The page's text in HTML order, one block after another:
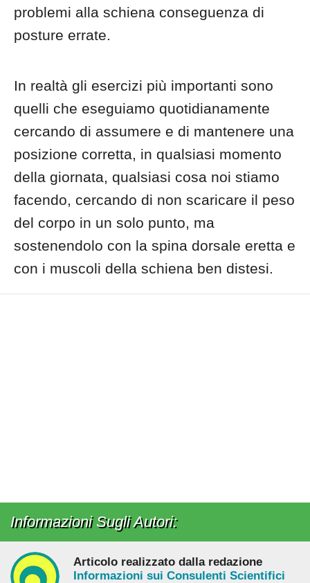
problemi alla schiena conseguenza di
posture errate.
In realtà gli esercizi più importanti sono
quelli che eseguiamo quotidianamente
cercando di assumere e di mantenere una
posizione corretta, in qualsiasi momento
della giornata, qualsiasi cosa noi stiamo
facendo, cercando di non scaricare il peso
del corpo in un solo punto, ma
sostenendolo con la spina dorsale eretta e
con i muscoli della schiena ben distesi.
Informazioni Sugli Autori:
Articolo realizzato dalla redazione
Informazioni sui Consulenti Scientifici